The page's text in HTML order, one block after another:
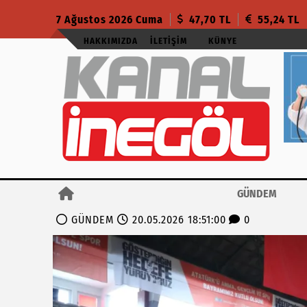
7 Ağustos 2026 Cuma 47,70 TL 55,24 TL
HAKKIMIZDA İLETIŞIM KÜNYE
GÜNDEM
GÜNDEM
20.05.2026 18:51:00 0